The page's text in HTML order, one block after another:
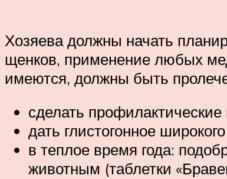
Хозяева должны начать
щенков, применение любых
имеются, должны быть
сделать
дать глистогонное
в теплое время года:
животным (таблетки